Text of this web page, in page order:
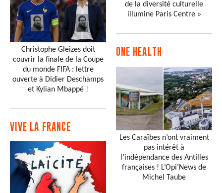
Christophe Gleizes doit
couvrir la finale de la Coupe
du monde FIFA : lettre
ouverte à Didier Deschamps
et Kylian Mbappé !
VIVE LA FRANCE
de la diversité culturelle
illumine Paris Centre »
ONE HEALTH
Les Caraïbes n’ont vraiment
pas intérêt à
l’indépendance des Antilles
françaises ! L’Opi’News de
Michel Taube